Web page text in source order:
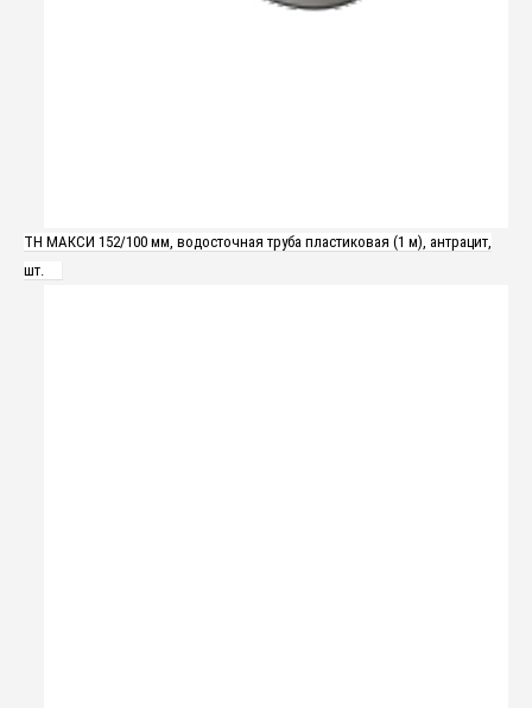
ТН МАКСИ 152/100 мм, водосточная труба пластиковая (1 м), антрацит,
шт.